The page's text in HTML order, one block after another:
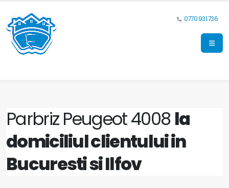
0770.931.736
Parbriz Peugeot 4008la
domiciliul clientului in
Bucuresti si Ilfov